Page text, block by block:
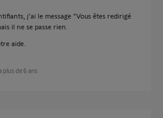
j'ai le message "Vous êtes redirigé
il ne se passe rien.
aide.
plus de 6 ans